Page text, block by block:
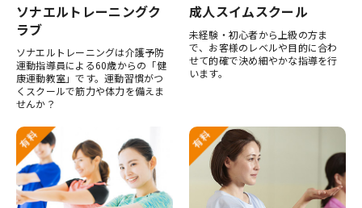
ソナエルトレーニングク
ラブ
ソナエルトレーニングは介護予防
運動指導員による60歳からの「健
康運動教室」です。運動習慣がつ
くスクールで筋力や体力を備えま
せんか？
成人スイムスクール
未経験・初心者から上級の方ま
で、お客様のレベルや目的に合わ
せて的確で決め細やかな指導を行
います。